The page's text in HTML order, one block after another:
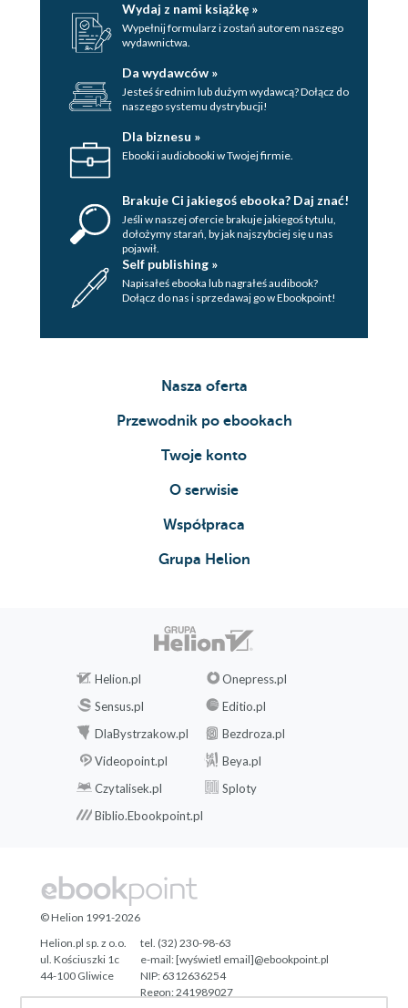
Wydaj z nami książkę »
Wypełnij formularz i zostań autorem naszego
wydawnictwa.
Da wydawców »
Jesteś średnim lub dużym wydawcą? Dołącz do
naszego systemu dystrybucji!
Dla biznesu »
Ebooki i audiobooki w Twojej firmie.
Brakuje Ci jakiegoś ebooka? Daj znać!
Jeśli w naszej ofercie brakuje jakiegoś tytulu,
dołożymy starań, by jak najszybciej się u nas
pojawił.
Self publishing »
Napisałeś ebooka lub nagrałeś audibook?
Dołącz do nas i sprzedawaj go w Ebookpoint!
Nasza oferta
Przewodnik po ebookach
Twoje konto
O serwisie
Współpraca
Grupa Helion
Helion.pl
Onepress.pl
Sensus.pl
Editio.pl
DlaBystrzakow.pl
Bezdroza.pl
Videopoint.pl
Beya.pl
Czytalisek.pl
Sploty
Biblio.Ebookpoint.pl
© Helion 1991-2026
Helion.pl sp. z o.o.
ul. Kościuszki 1c
44-100 Gliwice
tel. (32) 230-98-63
e-mail:[wyświetl email]@ebookpoint.pl
NIP: 6312636254
Regon: 241989027